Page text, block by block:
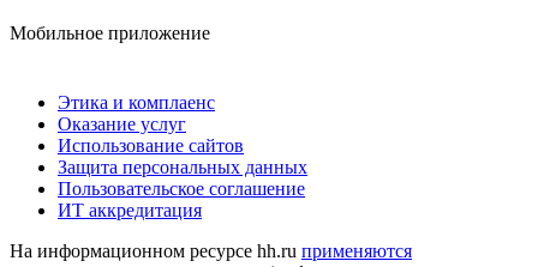
Мобильное приложение
Этика и комплаенс
Оказание услуг
Использование сайтов
Защита персональных данных
Пользовательское соглашение
ИТ аккредитация
На информационном ресурсе hh.ru применяются